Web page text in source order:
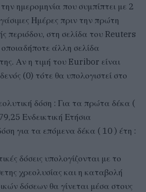
ημερομηνία που συμπίπτει με 2
Ημέρες πριν την πρώτη
περιόδου, στη σελίδα του Reuters
άλλη σελίδα
Αν η τιμή του Euribor είναι
(0) τότε θα υπολογιστεί στο
δόση : Για τα πρώτα δέκα (
Ενδεικτική Ετήσια
για τα επόμενα δέκα ( 10 ) έτη :
δόσεις υπολογίζονται με το
χρεολυσίας και η καταβολή
δόσεων θα γίνεται μέσα στους